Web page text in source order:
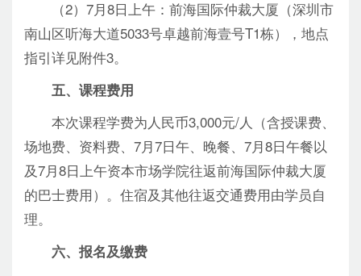
（2）7月8日上午：前海国际仲裁大厦（深圳市
南山区听海大道5033号卓越前海壹号T1栋），地点
指引详见附件3。
五、课程费用
本次课程学费为人民币3,000元/人（含授课费、
场地费、资料费、7月7日午、晚餐、7月8日午餐以
及7月8日上午资本市场学院往返前海国际仲裁大厦
的巴士费用）。住宿及其他往返交通费用由学员自
理。
六、报名及缴费